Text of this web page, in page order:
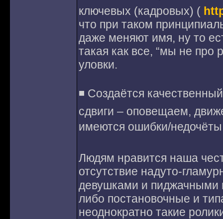
ключевых (кадровых) (
что при таком
даже меняют имя, ну то
такая как все, “мы не про
уловки.
◾️ Создаётся
сдвиги – оповещаем,
имеются ошибки/недочёты
Людям нравится наша
отсутствие надуто-
девушками и пиджачными
либо постановочные и
неоднократно такие